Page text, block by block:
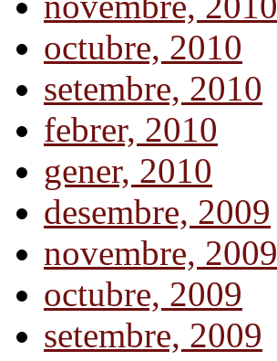
octubre, 2010
setembre, 2010
febrer, 2010
gener, 2010
desembre, 2009
novembre, 2009
octubre, 2009
setembre, 2009